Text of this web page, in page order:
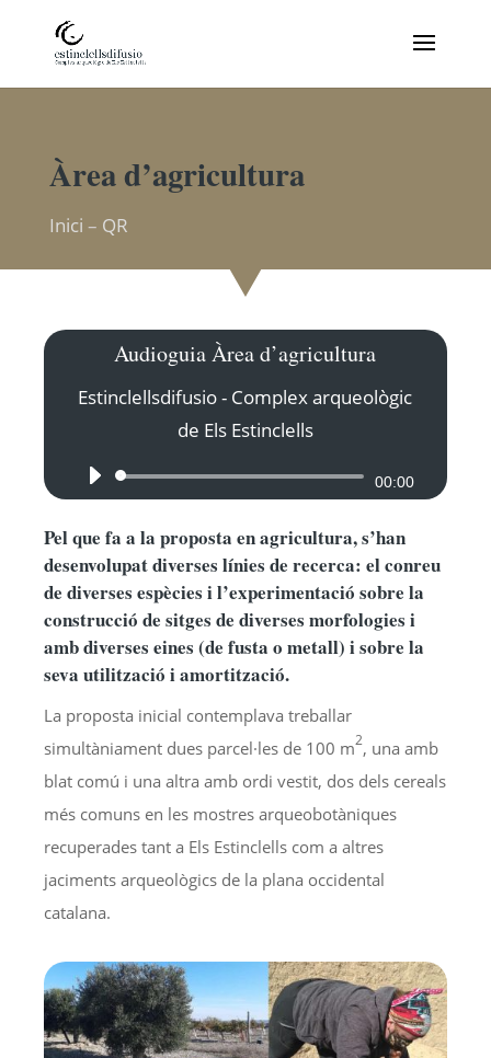
Àrea d’agricultura
Inici – QR
Audioguia Àrea d’agricultura
Estinclellsdifusio - Complex arqueològic
de Els Estinclells
Reproductor
00:00
Pel que fa a la proposta en agricultura, s’han
desenvolupat diverses línies de recerca: el conreu
de diverses espècies i l’experimentació sobre la
construcció de sitges de diverses morfologies i
amb diverses eines (de fusta o metall) i sobre la
seva utilització i amortització.
La proposta inicial contemplava treballar
simultàniament dues parcel·les de 100 m2, una amb
blat comú i una altra amb ordi vestit, dos dels cereals
més comuns en les mostres arqueobotàniques
recuperades tant a Els Estinclells com a altres
jaciments arqueològics de la plana occidental
catalana.